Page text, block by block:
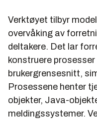
Verktøyet tilbyr
overvåking av
deltakere. Det lar
konstruere
brukergrensesnitt,
Prosessene henter
objekter, Java-
meldingssystemer.